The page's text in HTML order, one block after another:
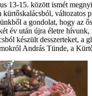
13-15. között ismét
változatos
a gondolat, hogy az
év után újra életre
készült desszerteket, a
András Tünde, a